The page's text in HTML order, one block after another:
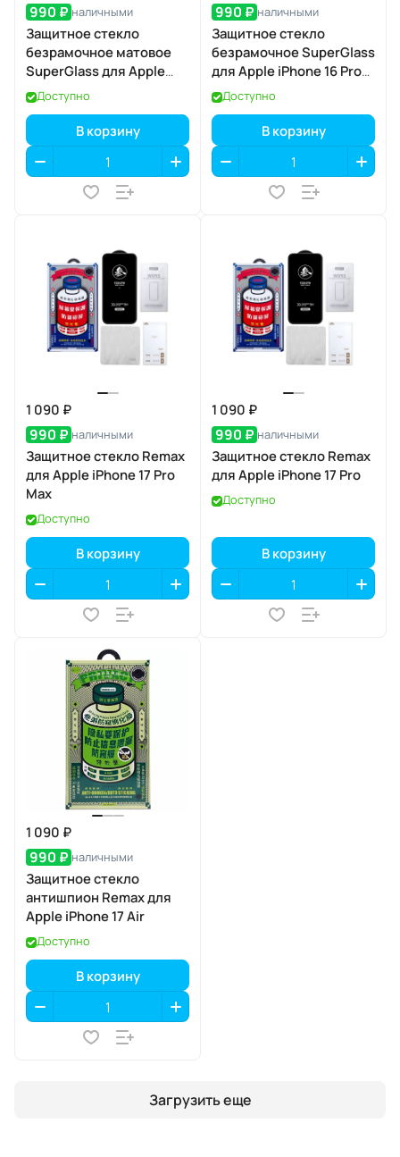
990 ₽ наличными
Защитное стекло
безрамочное матовое
SuperGlass для Apple
iPhone 17 Air
Доступно
В корзину
990 ₽ наличными
Защитное стекло
безрамочное SuperGlass
для Apple iPhone 16 Pro
Max / 17 Pro Max
Доступно
В корзину
1 090 ₽
990 ₽ наличными
Защитное стекло Remax
для Apple iPhone 17 Pro
Max
Доступно
В корзину
1 090 ₽
990 ₽ наличными
Защитное стекло Remax
для Apple iPhone 17 Pro
Доступно
В корзину
1 090 ₽
990 ₽ наличными
Защитное стекло
антишпион Remax для
Apple iPhone 17 Air
Доступно
В корзину
Загрузить еще